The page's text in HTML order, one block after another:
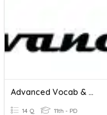
Advanced Vocab & Expressions
14 Q 11th - PD